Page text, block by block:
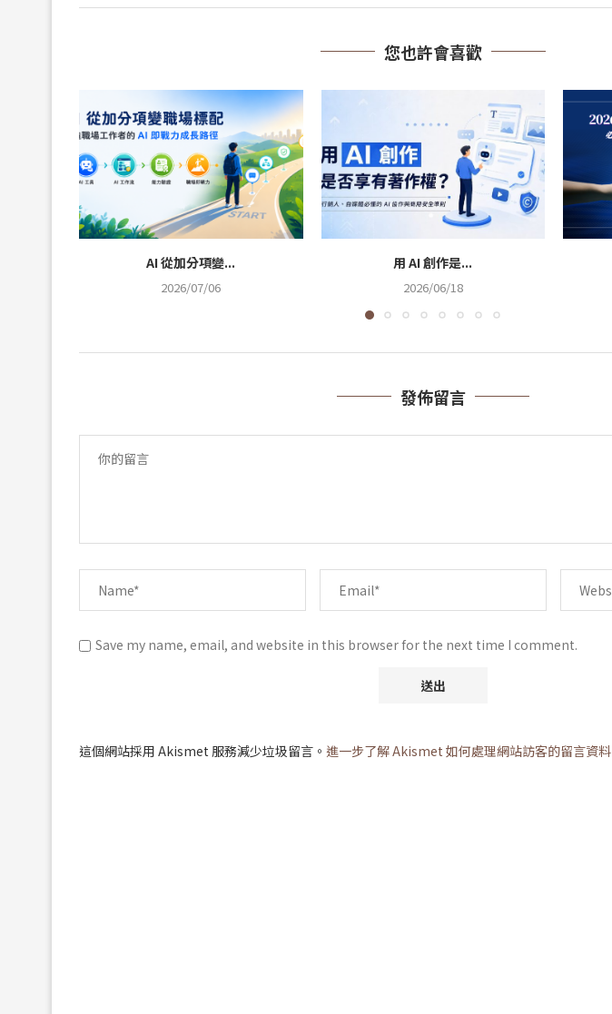
您也許會喜歡
AI 從加分項變...
2026/07/06
用 AI 創作是...
2026/06/18
發佈留言
Save my name, email, and website in this browser for the next time I comment.
這個網站採用 Akismet 服務減少垃圾留言。 進一步了解 Akismet 如何處理網站訪客的留言資料